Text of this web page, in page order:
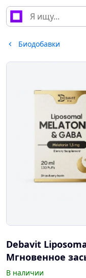
Биодобавки
Debavit
Мгновенное
В наличии